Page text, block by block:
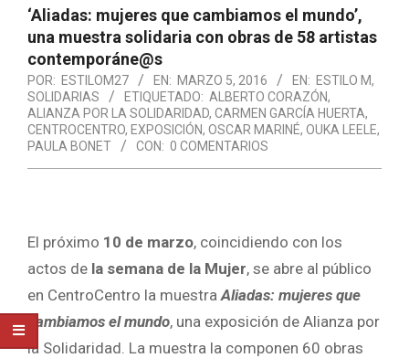
‘Aliadas: mujeres que cambiamos el mundo’,
una muestra solidaria con obras de 58 artistas
contemporáne@s
POR: ESTILOM27 EN: MARZO 5, 2016 EN: ESTILO M,
SOLIDARIAS
ETIQUETADO: ALBERTO CORAZÓN,
ALIANZA POR LA SOLIDARIDAD, CARMEN GARCÍA HUERTA,
CENTROCENTRO, EXPOSICIÓN, OSCAR MARINÉ, OUKA LEELE,
PAULA BONET
CON: 0 COMENTARIOS
El próximo 10 de marzo, coincidiendo con los
actos de la semana de la Mujer, se abre al público
en CentroCentro la muestraAliadas: mujeres que
cambiamos el mundo, una exposición de Alianza por
la Solidaridad. La muestra la componen 60 obras